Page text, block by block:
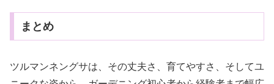
まとめ
ツルマンネングサは、その丈夫さ、育てやすさ、そしてユ